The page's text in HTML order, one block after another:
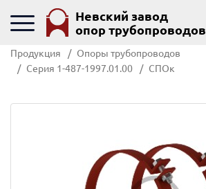
Невский завод
опор трубопроводов
Продукция
Опоры трубопроводов
Серия 1-487-1997.01.00
СПОк